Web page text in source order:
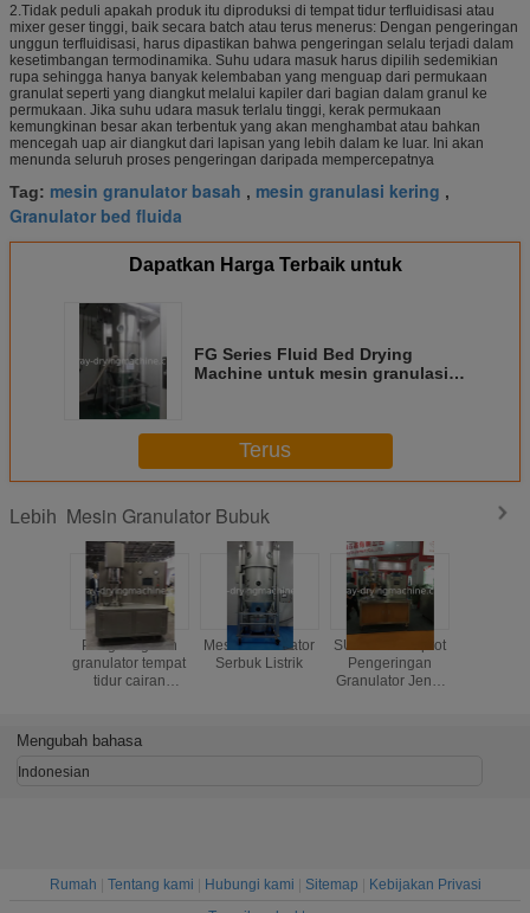
2.Tidak peduli apakah produk itu diproduksi di tempat tidur terfluidisasi atau
mixer geser tinggi, baik secara batch atau terus menerus: Dengan pengeringan
unggun terfluidisasi, harus dipastikan bahwa pengeringan selalu terjadi dalam
kesetimbangan termodinamika. Suhu udara masuk harus dipilih sedemikian
rupa sehingga hanya banyak kelembaban yang menguap dari permukaan
granulat seperti yang diangkut melalui kapiler dari bagian dalam granul ke
permukaan. Jika suhu udara masuk terlalu tinggi, kerak permukaan
kemungkinan besar akan terbentuk yang akan menghambat atau bahkan
mencegah uap air diangkut dari lapisan yang lebih dalam ke luar. Ini akan
menunda seluruh proses pengeringan daripada mempercepatnya
Tag: mesin granulator basah , mesin granulasi kering ,
Granulator bed fluida
Dapatkan Harga Terbaik untuk
FG Series Fluid Bed Drying
Machine untuk mesin granulasi
Terus
Lebih Mesin Granulator Bubuk
Pengering dan
granulator tempat
tidur cairan
Mesin Granulator
Serbuk Listrik
SUS304 Semprot
Pengeringan
Granulator Jenis
Mengubah bahasa
Indonesian
Rumah Tentang kami Hubungi kami Sitemap
Kebijakan Privasi